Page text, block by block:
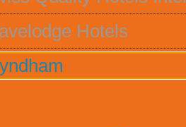
Hotels